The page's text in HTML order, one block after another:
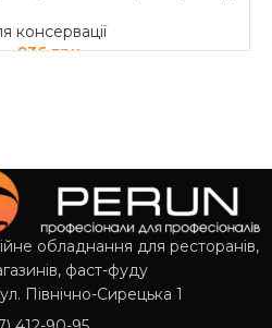
консервації
936грн
обладнання для ресторанів,
фаст-фуду
Північно-Сирецька 1